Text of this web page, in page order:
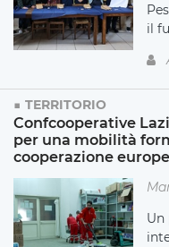
il
TERRITORIO
Confcooperative
per una mobilità
cooperazione